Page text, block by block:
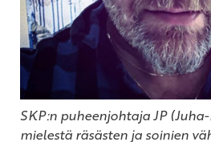
SKP:n puheenjohtaja JP
mielestä räsästen ja soinien